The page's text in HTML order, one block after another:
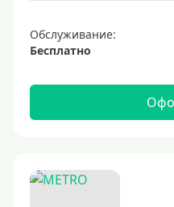
Обслуживание:
Бесплатно